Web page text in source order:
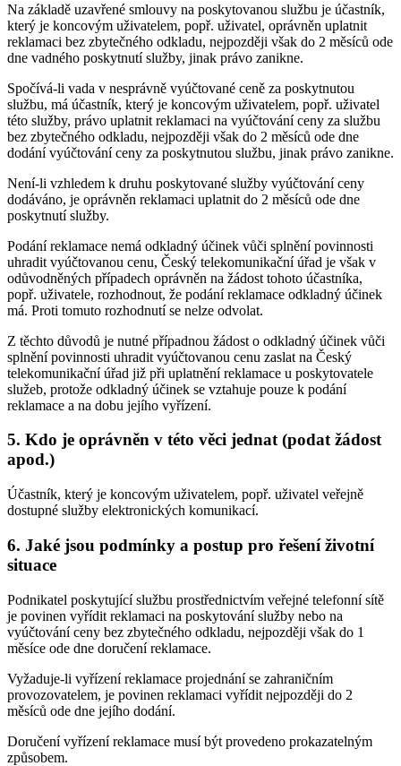
Na základě uzavřené smlouvy na poskytovanou službu je účastník,
který je koncovým uživatelem, popř. uživatel, oprávněn uplatnit
reklamaci bez zbytečného odkladu, nejpozději však do 2 měsíců ode
dne vadného poskytnutí služby, jinak právo zanikne.
Spočívá-li vada v nesprávně vyúčtované ceně za poskytnutou
službu, má účastník, který je koncovým uživatelem, popř. uživatel
této služby, právo uplatnit reklamaci na vyúčtování ceny za službu
bez zbytečného odkladu, nejpozději však do 2 měsíců ode dne
dodání vyúčtování ceny za poskytnutou službu, jinak právo zanikne.
Není-li vzhledem k druhu poskytované služby vyúčtování ceny
dodáváno, je oprávněn reklamaci uplatnit do 2 měsíců ode dne
poskytnutí služby.
Podání reklamace nemá odkladný účinek vůči splnění povinnosti
uhradit vyúčtovanou cenu, Český telekomunikační úřad je však v
odůvodněných případech oprávněn na žádost tohoto účastníka,
popř. uživatele, rozhodnout, že podání reklamace odkladný účinek
má. Proti tomuto rozhodnutí se nelze odvolat.
Z těchto důvodů je nutné případnou žádost o odkladný účinek vůči
splnění povinnosti uhradit vyúčtovanou cenu zaslat na Český
telekomunikační úřad již při uplatnění reklamace u poskytovatele
služeb, protože odkladný účinek se vztahuje pouze k podání
reklamace a na dobu jejího vyřízení.
5. Kdo je oprávněn v této věci jednat (podat žádost
apod.)
Účastník, který je koncovým uživatelem, popř. uživatel veřejně
dostupné služby elektronických komunikací.
6. Jaké jsou podmínky a postup pro řešení životní
situace
Podnikatel poskytující službu prostřednictvím veřejné telefonní sítě
je povinen vyřídit reklamaci na poskytování služby nebo na
vyúčtování ceny bez zbytečného odkladu, nejpozději však do 1
měsíce ode dne doručení reklamace.
Vyžaduje-li vyřízení reklamace projednání se zahraničním
provozovatelem, je povinen reklamaci vyřídit nejpozději do 2
měsíců ode dne jejího dodání.
Doručení vyřízení reklamace musí být provedeno prokazatelným
způsobem.